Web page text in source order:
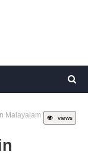
views
Malayalam